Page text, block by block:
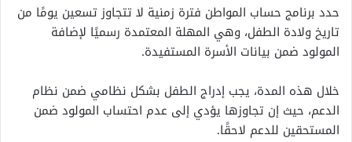
حدد برنامج حساب المواطن فترة زمنية لا تتجاوز تسعين يومًا من
تاريخ ولادة الطفل، وهي المهلة المعتمدة رسميًا لإضافة
المولود ضمن بيانات الأسرة المستفيدة.
خلال هذه المدة، يجب إدراج الطفل بشكل نظامي ضمن نظام
الدعم، حيث إن تجاوزها يؤدي إلى عدم احتساب المولود ضمن
المستحقين للدعم لاحقًا.